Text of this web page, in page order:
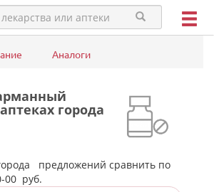
Аналоги
города
предложений сравнить по
00 руб.